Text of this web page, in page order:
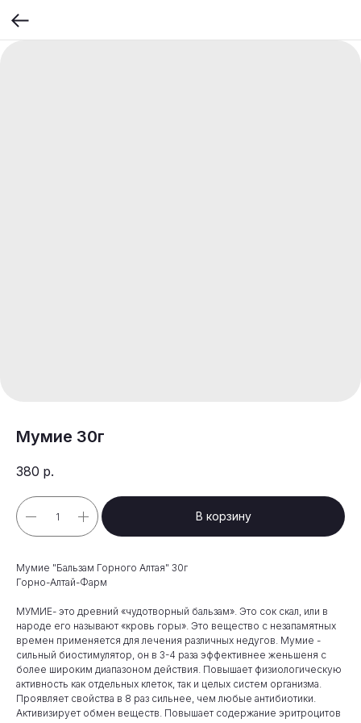
Мумие 30г
380 р.
В корзину
Мумие "Бальзам Горного Алтая" 30г
Горно-Алтай-Фарм
МУМИЕ- это древний «чудотворный бальзам». Это сок скал, или в
народе его называют «кровь горы». Это вещество с незапамятных
времен применяется для лечения различных недугов. Мумие -
сильный биостимулятор, он в 3-4 раза эффективнее женьшеня с
более широким диапазоном действия. Повышает физиологическую
активность как отдельных клеток, так и целых систем организма.
Проявляет свойства в 8 раз сильнее, чем любые антибиотики.
Активизирует обмен веществ. Повышает содержание эритроцитов